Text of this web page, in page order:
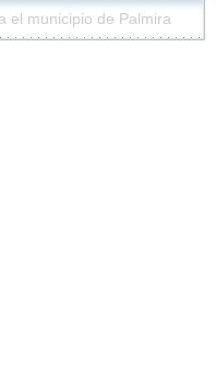
el municipio de Palmira